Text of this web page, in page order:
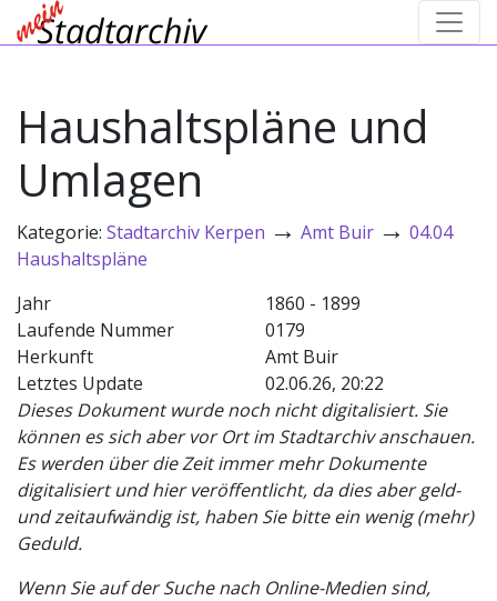
Haushaltspläne und
Umlagen
Kategorie: Stadtarchiv Kerpen → Amt Buir → 04.04
Haushaltspläne
Jahr
1860 - 1899
Laufende Nummer
0179
Herkunft
Amt Buir
Letztes Update
02.06.26, 20:22
Dieses Dokument wurde noch nicht digitalisiert. Sie
können es sich aber vor Ort im Stadtarchiv anschauen.
Es werden über die Zeit immer mehr Dokumente
digitalisiert und hier veröffentlicht, da dies aber geld-
und zeitaufwändig ist, haben Sie bitte ein wenig (mehr)
Geduld.
Wenn Sie auf der Suche nach Online-Medien sind,